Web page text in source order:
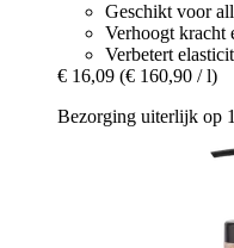
Geschikt voor
Verhoogt kracht
Verbetert
€ 16,09 (€ 160,90 / l)
Bezorging uiterlijk op